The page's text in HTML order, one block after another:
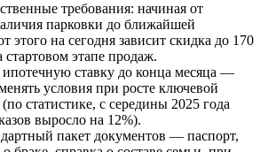
требования: начиная от
парковки до ближайшей
этого на сегодня зависит скидка до 170
стартовом этапе продаж.
ставку до конца месяца —
условия при росте ключевой
статистике, с середины 2025 года
выросло на 12%).
пакет документов — паспорт,